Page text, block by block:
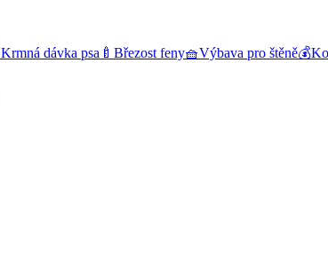
Krmná dávka psa 🍼 Březost feny🧺Výbava pro štěně💰